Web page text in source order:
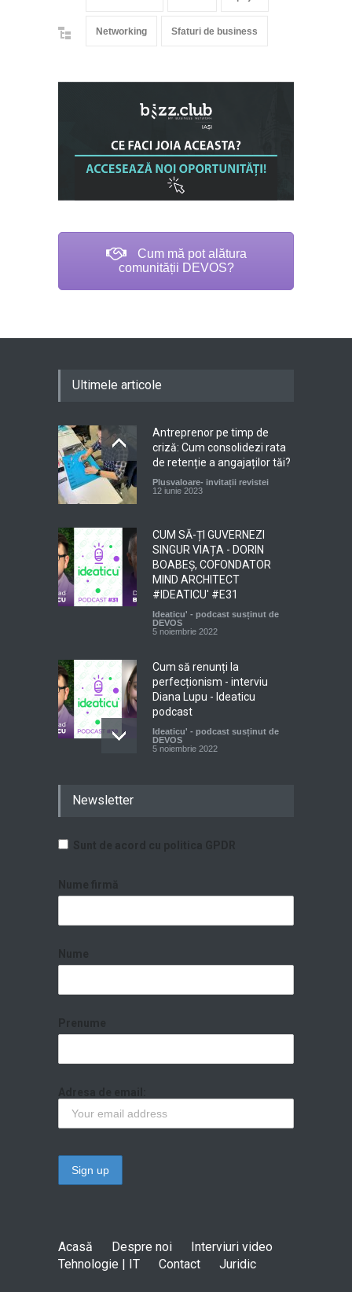
Networking Sfaturi de business
Cum mă pot alătura
comunității DEVOS?
Ultimele articole
Antreprenor pe timp de
criză: Cum consolidezi rata
de retenție a angajaților tăi?
Plusvaloare- invitații revistei
12 iunie 2023
CUM SĂ-ȚI GUVERNEZI
SINGUR VIAȚA - DORIN
BOABEȘ, COFONDATOR
MIND ARCHITECT
#IDEATICU' #E31
Ideaticu' - podcast susținut de
DEVOS
5 noiembrie 2022
Cum să renunți la
perfecționism - interviu
Diana Lupu - Ideaticu
podcast
Ideaticu' - podcast susținut de
DEVOS
5 noiembrie 2022
Profilul antreprenorului
secolului XXI. Întâlnirea 25 a
bizz.club Iași
meetings
19 iulie 2022
Newsletter
Acasă Despre noi
Interviuri video
Tehnologie | IT
Contact Juridic